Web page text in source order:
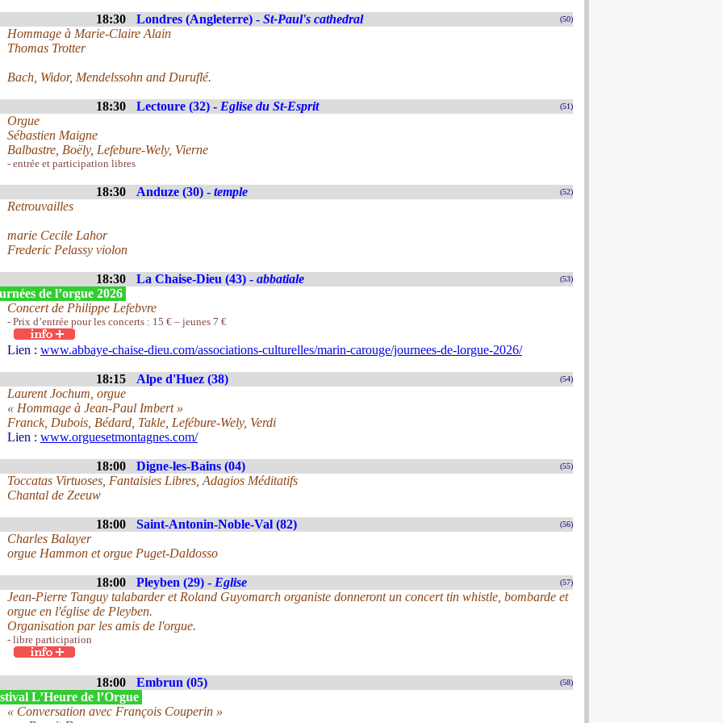
18:30 Londres (Angleterre) - St-Paul's cathedral (50)
Hommage à Marie-Claire Alain
Thomas Trotter
Bach, Widor, Mendelssohn and Duruflé.
18:30 Lectoure (32) - Eglise du St-Esprit (51)
Orgue
Sébastien Maigne
Balbastre, Boëly, Lefebure-Wely, Vierne
- entrée et participation libres
18:30 Anduze (30) - temple (52)
Retrouvailles
marie Cecile Lahor
Frederic Pelassy violon
18:30 La Chaise-Dieu (43) - abbatiale (53)
de l’orgue 2026
Concert de Philippe Lefebvre
- Prix d’entrée pour les concerts : 15 € – jeunes 7 €
Lien : www.abbaye-chaise-dieu.com/associations-culturelles/marin-carouge/journees-de-lorgue-2026/
18:15 Alpe d'Huez (38) (54)
Laurent Jochum, orgue
« Hommage à Jean-Paul Imbert »
Franck, Dubois, Bédard, Takle, Lefébure-Wely, Verdi
Lien : www.orguesetmontagnes.com/
18:00 Digne-les-Bains (04) (55)
Toccatas Virtuoses, Fantaisies Libres, Adagios Méditatifs
Chantal de Zeeuw
18:00 Saint-Antonin-Noble-Val (82) (56)
Charles Balayer
orgue Hammon et orgue Puget-Daldosso
18:00 Pleyben (29) - Eglise (57)
Jean-Pierre Tanguy talabarder et Roland Guyomarch organiste donneront un concert tin whistle, bombarde et
orgue en l'église de Pleyben.
Organisation par les amis de l'orgue.
- libre participation
18:00 Embrun (05) (58)
L’Heure de l’Orgue
« Conversation avec François Couperin »